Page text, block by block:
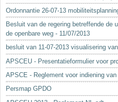
Ordonnantie 26-07-13
Besluit van de regering betreffende de
de openbare weg - 11/07/2013
besluit van 11-07-2013 visualisering
APSCEU - Presentatieformulier voor
APSCE - Reglement voor indiening
Persmap GPDO